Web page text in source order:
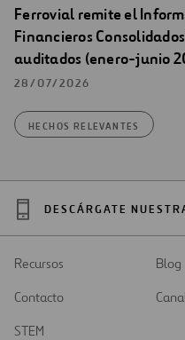
Ferrovial remite el
Financieros
auditados (enero-junio
28/07/2026
HECHOS RELEVANTES
DESCÁRGATE
Recursos
Blog
Contacto
STEM